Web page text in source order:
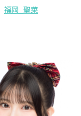
福岡 聖菜